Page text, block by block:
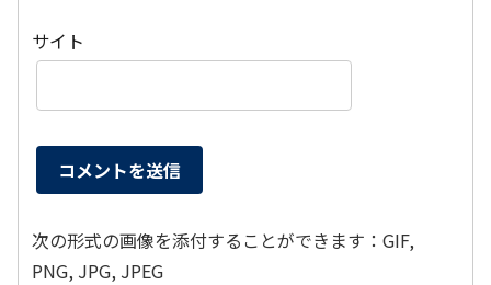
サイト
次の形式の画像を添付することができます：GIF,
PNG, JPG, JPEG